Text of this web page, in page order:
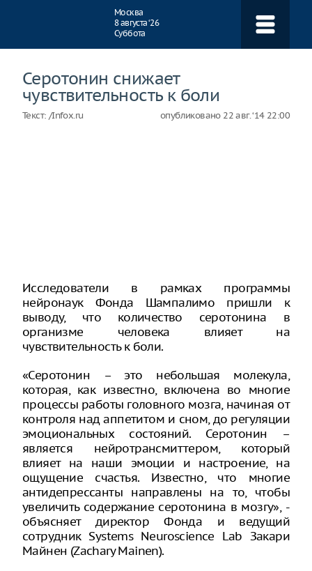
Москва
8 августа ‘26
Суббота
Серотонин снижает
чувствительность к боли
Текст: /Infox.ru опубликовано 22 авг. ‘14 22:00
Исследователи в рамках программы
нейронаук Фонда Шампалимо пришли к
выводу, что количество серотонина в
организме человека влияет на
чувствительность к боли.
«Серотонин – это небольшая молекула,
которая, как известно, включена во многие
процессы работы головного мозга, начиная от
контроля над аппетитом и сном, до регуляции
эмоциональных состояний. Серотонин –
является нейротрансмиттером, который
влияет на наши эмоции и настроение, на
ощущение счастья. Известно, что многие
антидепрессанты направлены на то, чтобы
увеличить содержание серотонина в мозгу», -
объясняет директор Фонда и ведущий
сотрудник Systems Neuroscience Lab Закари
Майнен (Zachary Mainen).